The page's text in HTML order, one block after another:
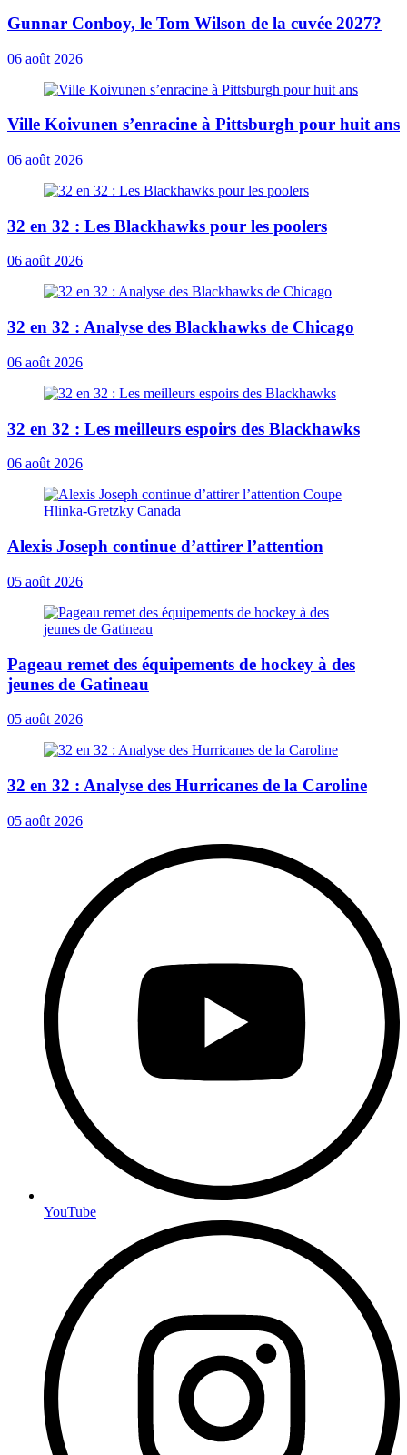
Gunnar Conboy, le Tom Wilson de la cuvée 2027?
06 août 2026
Ville Koivunen s’enracine à Pittsburgh pour huit ans
06 août 2026
32 en 32 : Les Blackhawks pour les poolers
06 août 2026
32 en 32 : Analyse des Blackhawks de Chicago
06 août 2026
32 en 32 : Les meilleurs espoirs des Blackhawks
06 août 2026
Alexis Joseph continue d’attirer l’attention
05 août 2026
Pageau remet des équipements de hockey à des
jeunes de Gatineau
05 août 2026
32 en 32 : Analyse des Hurricanes de la Caroline
05 août 2026
YouTube